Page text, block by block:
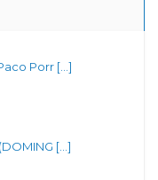
Porr [...]
[...]